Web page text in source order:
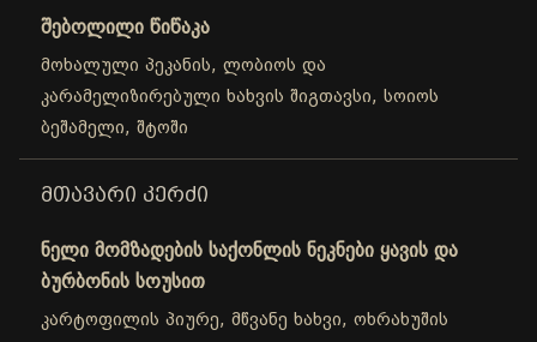
შებოლილი წიწაკა
მოხალული პეკანის, ლობიოს და
კარამელიზირებული ხახვის შიგთავსი, სოიოს
ბეშამელი, შტოში
ᲛᲗᲐᲕᲐᲠᲘ ᲙᲔᲠᲫᲘ
ნელი მომზადების საქონლის ნეკნები ყავის და
ბურბონის სოუსით
კარტოფილის პიურე, მწვანე ხახვი, ოხრახუშის